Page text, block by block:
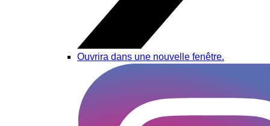
Ouvrira dans une nouvelle fenêtre.